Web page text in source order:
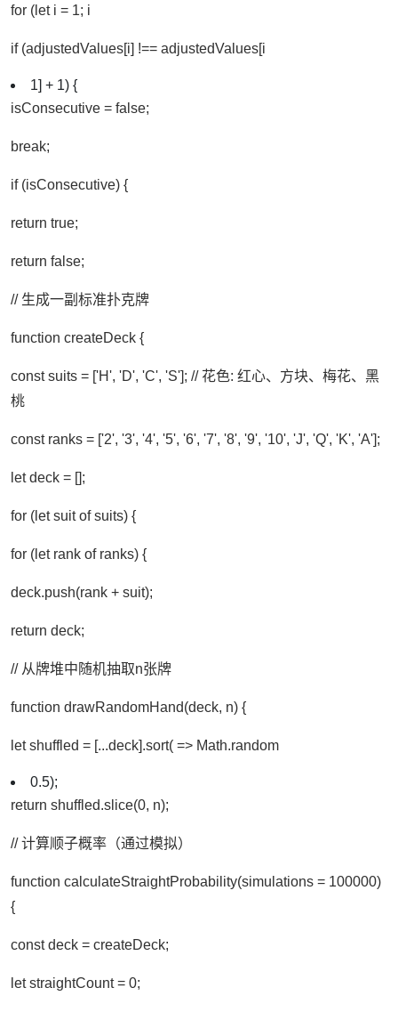
for (let i = 1; i
if (adjustedValues[i] !== adjustedValues[i
1] + 1) {
isConsecutive = false;
break;
if (isConsecutive) {
return true;
return false;
// 生成一副标准扑克牌
function createDeck {
const suits = ['H', 'D', 'C', 'S']; // 花色: 红心、方块、梅花、黑
桃
const ranks = ['2', '3', '4', '5', '6', '7', '8', '9', '10', 'J', 'Q', 'K', 'A'];
let deck = [];
for (let suit of suits) {
for (let rank of ranks) {
deck.push(rank + suit);
return deck;
// 从牌堆中随机抽取n张牌
function drawRandomHand(deck, n) {
let shuffled = [...deck].sort( => Math.random
0.5);
return shuffled.slice(0, n);
// 计算顺子概率（通过模拟）
function calculateStraightProbability(simulations = 100000)
{
const deck = createDeck;
let straightCount = 0;